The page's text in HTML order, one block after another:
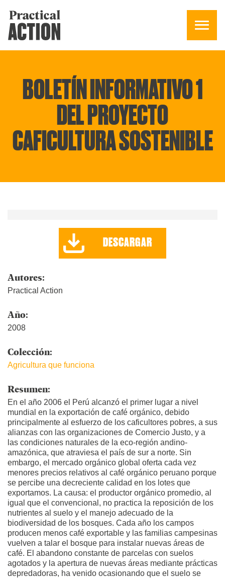
BOLETÍN INFORMATIVO 1
DEL PROYECTO
CAFICULTURA SOSTENIBLE
DESCARGAR
Autores:
Practical Action
Año:
2008
Colección:
Agricultura que funciona
Resumen:
En el año 2006 el Perú alcanzó el primer lugar a nivel
mundial en la exportación de café orgánico, debido
principalmente al esfuerzo de los caficultores pobres, a sus
alianzas con las organizaciones de Comercio Justo, y a
las condiciones naturales de la eco-región andino-
amazónica, que atraviesa el país de sur a norte. Sin
embargo, el mercado orgánico global oferta cada vez
menores precios relativos al café orgánico peruano porque
se percibe una decreciente calidad en los lotes que
exportamos. La causa: el productor orgánico promedio, al
igual que el convencional, no practica la reposición de los
nutrientes al suelo y el manejo adecuado de la
biodiversidad de los bosques. Cada año los campos
producen menos café exportable y las familias campesinas
vuelven a talar el bosque para instalar nuevas áreas de
café. El abandono constante de parcelas con suelos
agotados y la apertura de nuevas áreas mediante prácticas
depredadoras, ha venido ocasionando que el suelo se